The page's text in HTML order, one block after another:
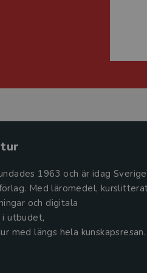
1963 och är idag
Med läromedel,
och digitala
utbudet,
med längs hela kunskapsresan.